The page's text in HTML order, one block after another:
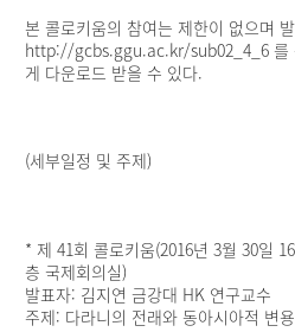
본 콜로키움의 참여는 제한이 없으며
http://gcbs.ggu.ac.kr/sub02_4_6 를
게 다운로드 받을 수 있다.
(세부일정 및 주제)
* 제 41회 콜로키움(2016년 3월 30일
층 국제회의실)
발표자: 김지연 금강대 HK 연구교수
주제: 다라니의 전래와 동아시아적 변용